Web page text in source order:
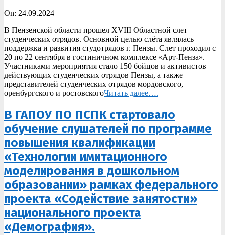
2024-
24
On: 24.09.2024
В Пензенской области прошел XVIII Областной слет
студенческих отрядов. Основной целью слёта являлась
поддержка и развития студотрядов г. Пензы. Слет проходил с
20 по 22 сентября в гостиничном комплексе «Арт-Пенза».
Участниками мероприятия стало 150 бойцов и активистов
действующих студенческих отрядов Пензы, а также
представителей студенческих отрядов мордовского,
оренбургского и ростовскогоЧитать далее….
В ГАПОУ ПО ПСПК стартовало
обучение слушателей по программе
повышения квалификации
«Технологии имитационного
моделирования в дошкольном
образовании» рамках федерального
проекта «Содействие занятости»
национального проекта
«Демография».